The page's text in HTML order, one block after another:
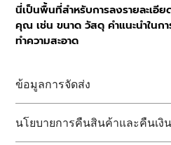
นี่เป็นพื้นที่สำหรับการลงรายละเอี
คุณ เช่น ขนาด วัสดุ คำแนะนำในกา
ทำความสะอาด
ข้อมูลการจัดส่ง
สินค้า และค่าบริการ
นโยบายการคืนสินค้าและคืนเงิน